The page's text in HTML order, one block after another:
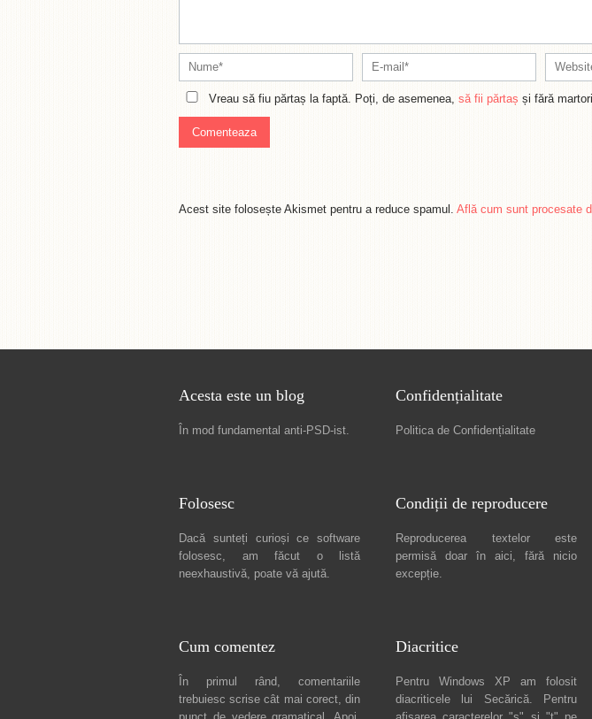
Vreau să fiu părtaș la faptă. Poți, de asemenea, să fii părtaș și fără
Acest site folosește Akismet pentru a reduce spamul. Află cum sunt procesate
Acesta este un blog
În mod fundamental anti-PSD-ist.
Confidențialitate
Politica de Confidențialitate
Folosesc
Dacă sunteți curioși ce software
folosesc, am făcut o listă
neexhaustivă, poate vă ajută.
Condiții de reproducere
Reproducerea textelor este
permisă doar în aici, fără nicio
excepție.
Cum comentez
În primul rând, comentariile
trebuiesc scrise cât mai corect, din
Diacritice
Pentru Windows XP am folosit
diacriticele lui Secărică. Pentru